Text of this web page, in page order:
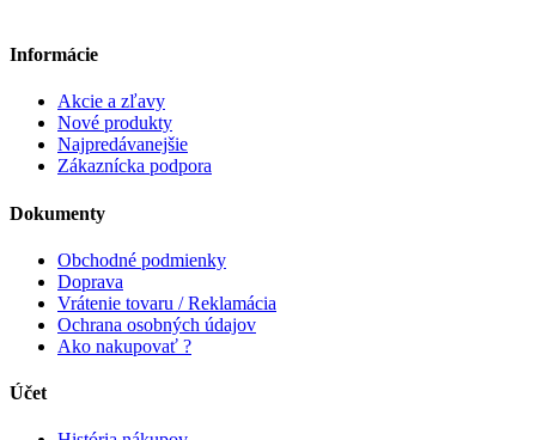
Informácie
Akcie a zľavy
Nové produkty
Najpredávanejšie
Zákaznícka podpora
Dokumenty
Obchodné podmienky
Doprava
Vrátenie tovaru / Reklamácia
Ochrana osobných údajov
Ako nakupovať ?
Účet